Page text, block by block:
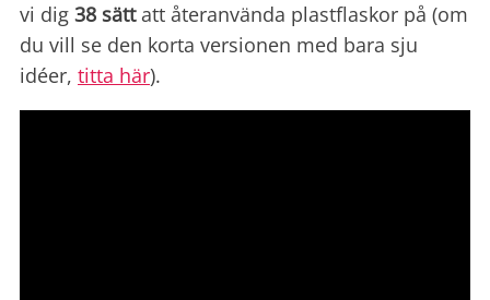
vi dig 38 sättatt återanvända plastflaskor på (om
du vill se den korta versionen med bara sju
idéer, titta här).